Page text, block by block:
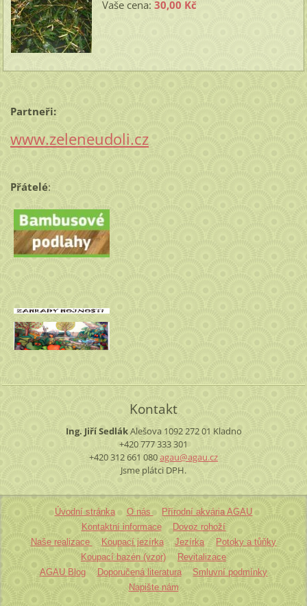
Vaše cena: 30,00 Kč
Partneři:
www.zeleneudoli.cz
Přátelé:
Kontakt
Ing. Jiří SedlákAlešova 1092272 01 Kladno
+420 777 333 301
+420 312 661 080agau@agau.cz
Jsme plátci DPH.
Úvodní stránka O nás
Přírodní akvária AGAU
Kontaktní informace
Dovoz rohoží
Naše realizace
Koupací jezírka Jezírka
Potoky a tůňky
Koupací bazén (vzor)
Revitalizace
AGAU Blog
Doporučená literatura
Smluvní podmínky
Napište nám